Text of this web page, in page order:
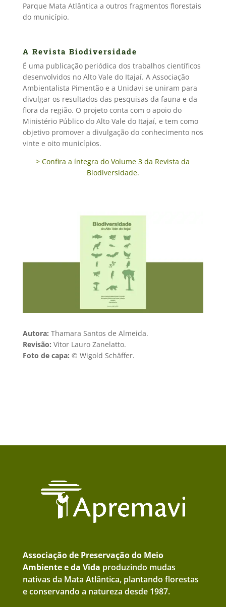
Parque Mata Atlântica a outros fragmentos florestais
do município.
A Revista Biodiversidade
É uma publicação periódica dos trabalhos científicos
desenvolvidos no Alto Vale do Itajaí. A Associação
Ambientalista Pimentão e a Unidavi se uniram para
divulgar os resultados das pesquisas da fauna e da
flora da região. O projeto conta com o apoio do
Ministério Público do Alto Vale do Itajaí, e tem como
objetivo promover a divulgação do conhecimento nos
vinte e oito municípios.
> Confira a íntegra do Volume 3 da Revista da
Biodiversidade.
Autora: Thamara Santos de Almeida.
Revisão: Vitor Lauro Zanelatto.
Foto de capa: © Wigold Schäffer.
Associação de Preservação do Meio
Ambiente e da Vida produzindo mudas
nativas da Mata Atlântica, plantando florestas
e conservando a natureza desde 1987.